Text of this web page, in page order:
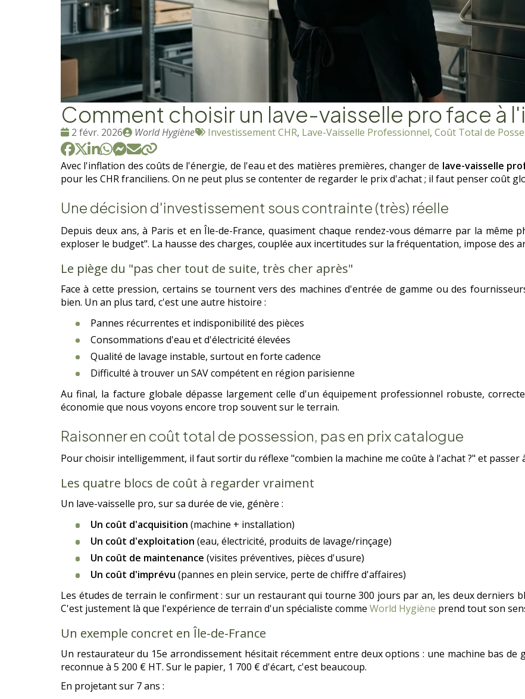
Comment choisir un lave-vaisselle pro face à
Date
:
2 févr. 2026
Publié
par
World Hygiène
Tags
Investissement CHR, Lave-Vaisselle Professionnel, Coût Total de
Avec l'inflation des coûts de l'énergie, de l'eau et des matières premières, changer de lave-vaisselle
pour les CHR franciliens. On ne peut plus se contenter de regarder le prix d'achat ; il faut penser coût
Une décision d'investissement sous contrainte (très) réelle
Depuis deux ans, à Paris et en Île-de-France, quasiment chaque rendez-vous démarre par la même
exploser le budget". La hausse des charges, couplée aux incertitudes sur la fréquentation, impose des
Le piège du "pas cher tout de suite, très cher après"
Face à cette pression, certains se tournent vers des machines d'entrée de gamme ou des
bien. Un an plus tard, c'est une autre histoire :
Pannes récurrentes et indisponibilité des pièces
Consommations d'eau et d'électricité élevées
Qualité de lavage instable, surtout en forte cadence
Difficulté à trouver un SAV compétent en région parisienne
Au final, la facture globale dépasse largement celle d'un équipement professionnel robuste,
économie que nous voyons encore trop souvent sur le terrain.
Raisonner en coût total de possession, pas en prix catalogue
Pour choisir intelligemment, il faut sortir du réflexe "combien la machine me coûte à l'achat ?" et passer
Les quatre blocs de coût à regarder vraiment
Un lave-vaisselle pro, sur sa durée de vie, génère :
Un coût d'acquisition (machine + installation)
Un coût d'exploitation (eau, électricité, produits de lavage/rinçage)
Un coût de maintenance (visites préventives, pièces d'usure)
Un coût d'imprévu (pannes en plein service, perte de chiffre d'affaires)
Les études de terrain le confirment : sur un restaurant qui tourne 300 jours par an, les deux derniers
C'est justement là que l'expérience de terrain d'un spécialiste comme World Hygiène prend tout son
Un exemple concret en Île-de-France
Un restaurateur du 15e arrondissement hésitait récemment entre deux options : une machine bas de
reconnue à 5 200 € HT. Sur le papier, 1 700 € d'écart, c'est beaucoup.
En projetant sur 7 ans :